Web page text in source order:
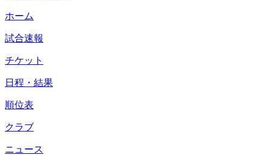
ホーム
試合速報
チケット
日程・結果
順位表
クラブ
ニュース